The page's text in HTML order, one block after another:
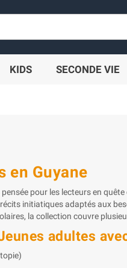
KIDS SECONDE VIE
en Guyane
pour les lecteurs en
initiatiques adaptés aux
la collection couvre
adultes